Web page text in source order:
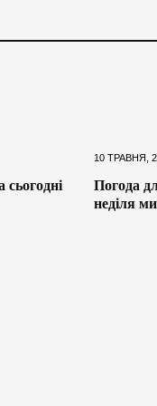
сьогодні
10 ТРАВНЯ,
Погода
неділя